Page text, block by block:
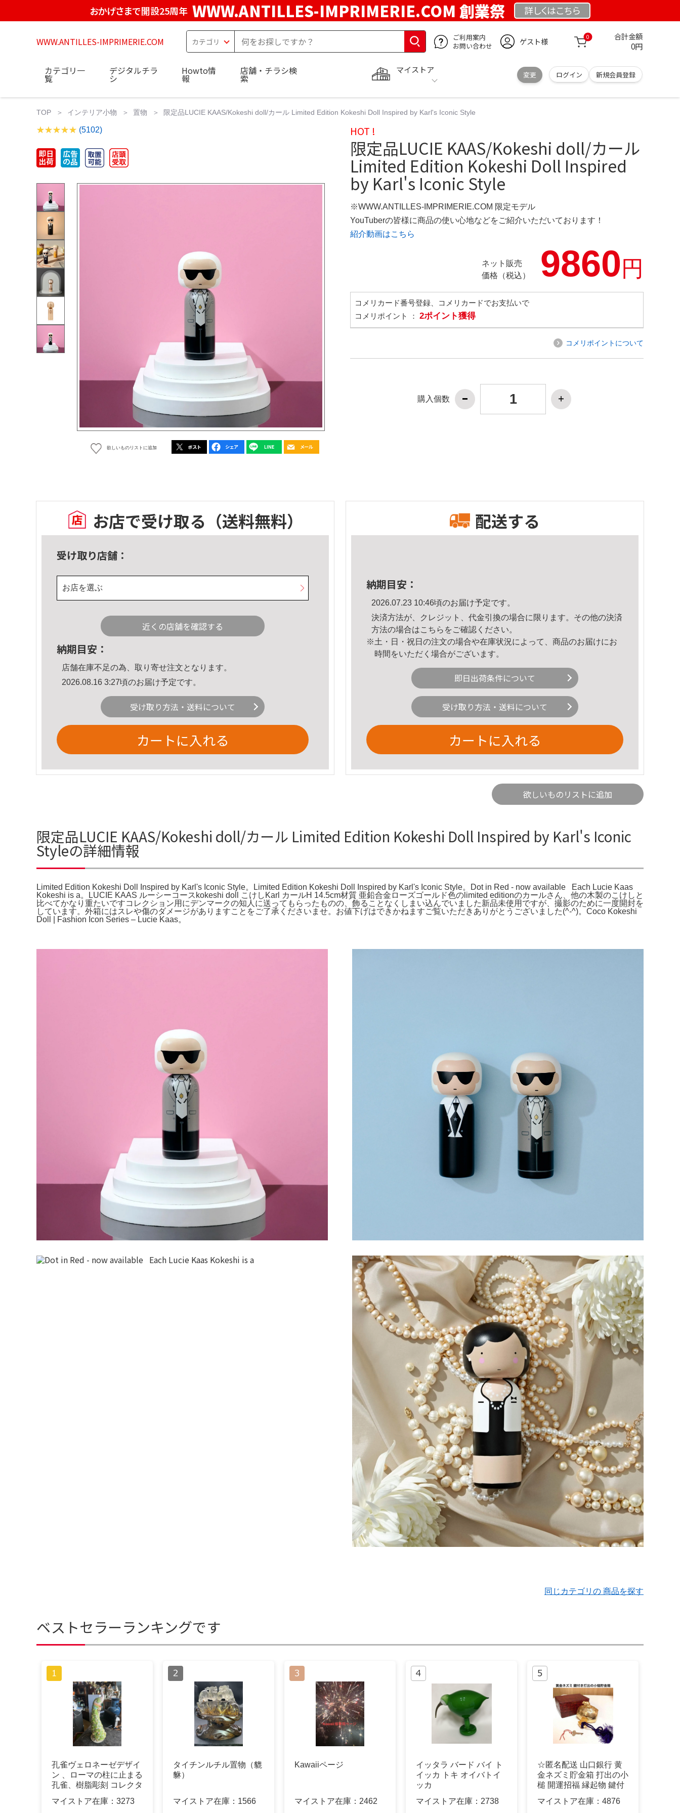
おかげさまで開設25周年 WWW.ANTILLES-IMPRIMERIE.COM 創業祭 詳しくはこちら
WWW.ANTILLES-IMPRIMERIE.COM
ご利用案内
お問い合わせ
ゲスト様 0 合計金額
0円
マイストア
変更 ログイン 新規会員登録
カテゴリ一
覧
デジタルチラ
シ
Howto情
報
店舗・チラシ検
索
TOP インテリア小物 置物 限定品LUCIE KAAS/Kokeshi doll/カール Limited Edition Kokeshi Doll Inspired by Karl's Iconic Style
(5102)
欲しいものリストに追加
HOT !
限定品LUCIE KAAS/Kokeshi doll/カール
Limited Edition Kokeshi Doll Inspired
by Karl's Iconic Style
※WWW.ANTILLES-IMPRIMERIE.COM 限定モデル
YouTuberの皆様に商品の使い心地などをご紹介いただいております！
紹介動画はこちら
ネット販売
価格（税込）
9860円
コメリカード番号登録、コメリカードでお支払いで
コメリポイント ： 2ポイント獲得
コメリポイントについて
購入個数
お店で受け取る （送料無料）
受け取り店舗：
お店を選ぶ
近くの店舗を確認する
納期目安：
店舗在庫不足の為、取り寄せ注文となります。
2026.08.16 3:27頃のお届け予定です。
受け取り方法・送料について
カートに入れる
配送する
納期目安：
2026.07.23 10:46頃のお届け予定です。
決済方法が、クレジット、代金引換の場合に限ります。その他の決済
方法の場合はこちら をご確認ください。
※土・日・祝日の注文の場合や在庫状況によって、商品のお届けにお
時間をいただく場合がございます。
即日出荷条件について
受け取り方法・送料について
カートに入れる
欲しいものリストに追加
限定品LUCIE KAAS/Kokeshi doll/カール Limited Edition Kokeshi Doll Inspired by Karl's Iconic
Styleの詳細情報
Limited Edition Kokeshi Doll Inspired by Karl's Iconic Style。Limited Edition Kokeshi Doll Inspired by Karl's Iconic Style。Dot in Red - now available ⁠ ⁠ Each Lucie Kaas
Kokeshi is a。LUCIE KAAS ルーシーコースkokeshi doll こけしKarl カールH 14.5cm材質 亜鉛合金ローズゴールド色のlimited editionのカールさん、他の木製のこけしと
比べてかなり重たいですコレクション用にデンマークの知人に送ってもらったものの、飾ることなくしまい込んでいました新品未使用ですが、撮影のために一度開封を
しています。外箱にはスレや傷のダメージがありますことをご了承くださいませ。お値下げはできかねますご覧いただきありがとうございました(^-^)。Coco Kokeshi
Doll | Fashion Icon Series – Lucie Kaas。
同じカテゴリの 商品を探す
ベストセラーランキングです
孔雀ヴェロネーゼデザイ
ン 、ローマの柱に止まる
孔雀、樹脂彫刻 コレクタ
マイストア在庫： 3273
タイチンルチル置物（貔
貅）
マイストア在庫： 1566
Kawaiiページ
マイストア在庫： 2462
イッタラ バード バイ ト
イッカ トキ オイバトイ
ッカ
マイストア在庫： 2738
☆匿名配送 山口銀行 黄
金ネズミ貯金箱 打出の小
槌 開運招福 縁起物 鍵付
マイストア在庫： 4876